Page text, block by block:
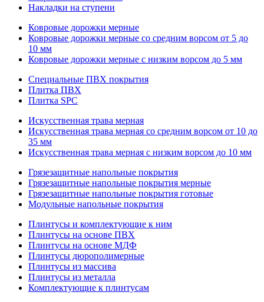
Накладки на ступени
Ковровые дорожки мерные
Ковровые дорожки мерные со средним ворсом от 5 до
10 мм
Ковровые дорожки мерные с низким ворсом до 5 мм
Специальные ПВХ покрытия
Плитка ПВХ
Плитка SPC
Искуccтвенная трава мерная
Искусственная трава мерная со средним ворсом от 10 до
35 мм
Искусственная трава мерная с низким ворсом до 10 мм
Грязезащитные напольные покрытия
Грязезащитные напольные покрытия мерные
Грязезащитные напольные покрытия готовые
Модульные напольные покрытия
Плинтусы и комплектующие к ним
Плинтусы на основе ПВХ
Плинтусы на основе МДФ
Плинтусы дюрополимерные
Плинтусы из массива
Плинтусы из металла
Комплектующие к плинтусам